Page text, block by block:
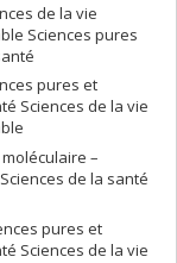
de la vie
Sciences pures
pures et
Sciences de la vie
–
de la santé
pures et
Sciences de la vie